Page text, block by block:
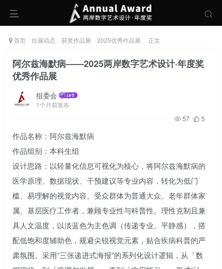
首页 往届动态 获奖作品展 2025优秀作品展 正文
阿尔兹海默病——2025两岸数字艺术设计·年度奖
优秀作品展
组委会
1个月前发布
57 5
作品名称：阿尔兹海默病
作品组别：本科生组
设计思路：以轻量化信息可视化为核心，将阿尔兹海默病的
医学原理、数据现状、干预建议等专业内容，转化为低门
槛、易理解的视觉内容。受众群体为普通大众、老年群体家
属、基层医疗工作者，兼顾专业性与科普性。理性克制且兼
具人文温度，以淡蓝色为主色调（传递专业、平静感），搭
配低饱和度辅助色，规避尖锐视觉元素，贴合疾病科普的严
肃氛围。采用“三张递进式海报”的系列化设计逻辑，从「数